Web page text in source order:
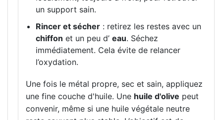
un support sain.
Rincer et sécher : retirez les restes avec un
chiffon et un peu d’ eau. Séchez
immédiatement. Cela évite de relancer
l’oxydation.
Une fois le métal propre, sec et sain, appliquez
une fine couche d'huile. Une huile d'olive peut
convenir, même si une huile végétale neutre